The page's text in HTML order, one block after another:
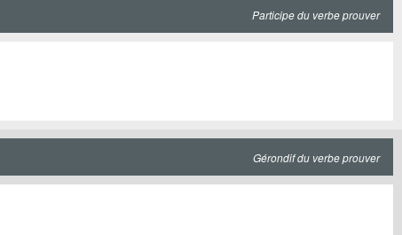
Participe du verbe prouver
Gérondif du verbe prouver